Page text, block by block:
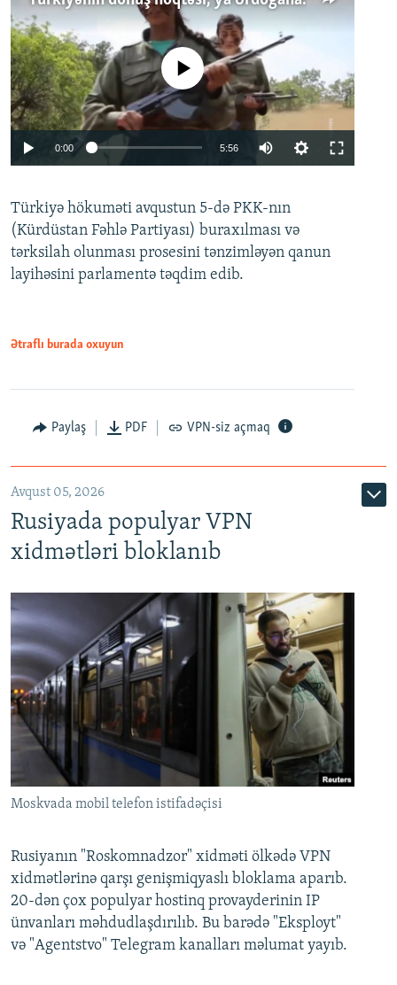
Auto 240p 360p 480p
720p 1080p
No media source currently available
0:00 5:56
360p
480p
Türkiyə hökuməti avqustun 5-də PKK-nın
(Kürdüstan Fəhlə Partiyası) buraxılması və
tərksilah olunması prosesini tənzimləyən qanun
layihəsini parlamentə təqdim edib.
Ətraflı burada oxuyun
Paylaş PDF VPN-siz açmaq
Avqust 05, 2026
Rusiyada populyar VPN
xidmətləri bloklanıb
Moskvada mobil telefon istifadəçisi
Rusiyanın "Roskomnadzor" xidməti ölkədə VPN
xidmətlərinə qarşı genişmiqyaslı bloklama aparıb.
20-dən çox populyar hostinq provayderinin IP
ünvanları məhdudlaşdırılıb. Bu barədə "Eksployt"
və "Agentstvo" Telegram kanalları məlumat yayıb.